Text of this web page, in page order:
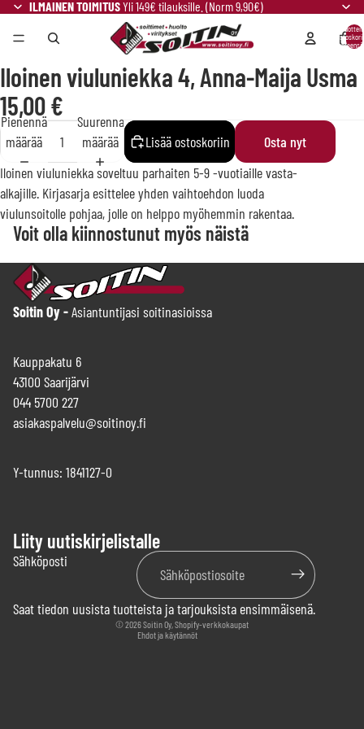
ILMAINEN TOIMITUSYli 149€ tilauksille. (Norm 9,90€)
Iloinen viuluniekka 4, Anna-Maija Usma
15,00 €
Pienennä
määrää
Suurenna
määrää
Lisää ostoskoriin
Osta nyt
Iloinen viuluniekka soveltuu parhaiten 5-9 -vuotiaille vasta-
alkajille. Kirjasarja esittelee yhden vaihtoehdon luoda
viulunsoitolle pohjaa, jolle on helppo myöhemmin rakentaa.
Voit olla kiinnostunut myös näistä
Soitin Oy -Asiantuntijasi soitinasioissa
Kauppakatu 6
43100 Saarijärvi
044 5700 227
asiakaspalvelu@soitinoy.fi
Y-tunnus: 1841127-0
Liity uutiskirjelistalle
Sähköposti
Saat tiedon uusista tuotteista ja tarjouksista ensimmäisenä.
© 2026Soitin Oy, Shopify-verkkokaupat
Ehdot ja käytännöt
Tietosuojakäytäntö
Käyttöehdot
Yhteystiedot
Palautuskäytäntö